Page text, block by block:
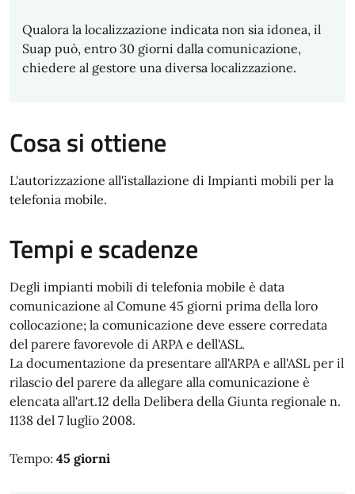
Qualora la localizzazione indicata non sia idonea, il
Suap può, entro 30 giorni dalla comunicazione,
chiedere al gestore una diversa localizzazione.
Cosa si ottiene
L'autorizzazione all'istallazione di Impianti mobili per la
telefonia mobile.
Tempi e scadenze
Degli impianti mobili di telefonia mobile è data
comunicazione al Comune 45 giorni prima della loro
collocazione; la comunicazione deve essere corredata
del parere favorevole di ARPA e dell'ASL.
La documentazione da presentare all'ARPA e all'ASL per il
rilascio del parere da allegare alla comunicazione è
elencata all'art.12 della Delibera della Giunta regionale n.
1138 del 7 luglio 2008.
Tempo: 45 giorni